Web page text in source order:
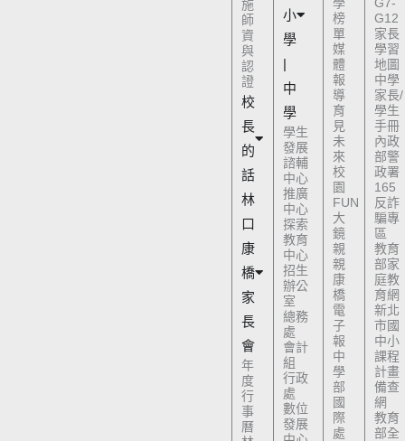
施
師
資
與
認
證
校
長
的
話
林
口
康
橋
家
長
會
年
度
行
事
曆
小
學
|
中
學
學生
發展
諮輔
中心
推廣
中心
探索
教育
中心
招生
辦公
室
總務
處
會計
組
行政
處
數位
發展
榜
單
媒
體
報
導
育
見
未
來
校
園
FUN
大
鏡
親
親
康
橋
電
子
報
中
學
部
國
際
處
G12
家長
學習
地圖
中學
家長/
學生
手冊
內政
部警
政署
165
反詐
騙專
區
教育
部家
庭教
育網
新北
市國
中小
課程
計畫
備查
網
教育
部全